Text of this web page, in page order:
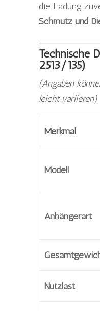
die Ladung
Schmutz und
Technische
2513/135)
(Angaben
leicht variieren)
Merkmal
Modell
Anhängerart
Nutzlast